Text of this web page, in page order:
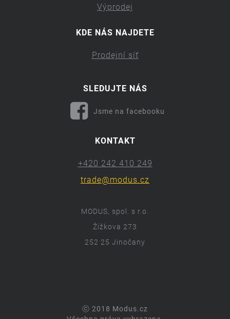
Výprodej
KDE NÁS NAJDETE
Prodejní síť
SLEDUJTE NÁS
Jsme na facebooku
KONTAKT
+420 242 410 249
trade@modus.cz
MODUS, spol. s r.o.
Žižkova 273
252 25 Jinočany
ⓒ 2018 Modus.cz